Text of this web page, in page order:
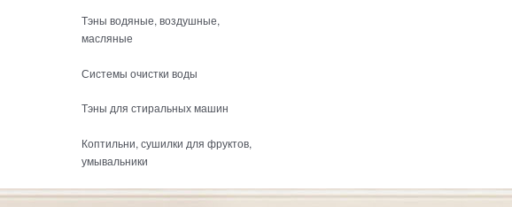
Тэны водяные, воздушные,
масляные
Системы очистки воды
Тэны для стиральных машин
Коптильни, сушилки для фруктов,
умывальники